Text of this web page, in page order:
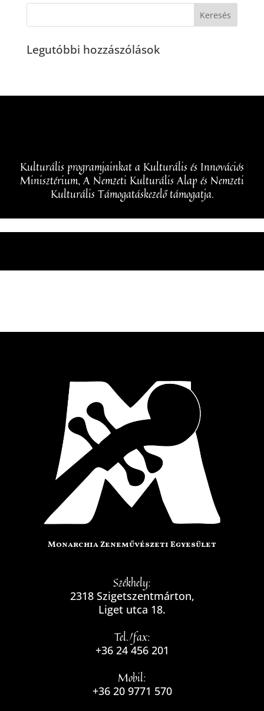
Legutóbbi hozzászólások
Kulturális programjainkat a Kulturális és Innovációs
Minisztérium, A Nemzeti Kulturális Alap és Nemzeti
Kulturális Támogatáskezelő támogatja.
Monarchia Zeneművészeti Egyesület
Székhely:
2318 Szigetszentmárton,
Liget utca 18.
Tel./fax:
+36 24 456 201
Mobil:
+36 20 9771 570